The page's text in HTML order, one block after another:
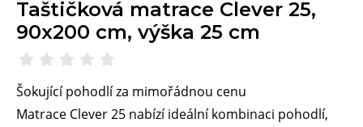
Taštičková matrace Clever 25,
90x200 cm, výška 25 cm
Šokující pohodlí za mimořádnou cenu
Matrace Clever 25 nabízí ideální kombinaci pohodlí,